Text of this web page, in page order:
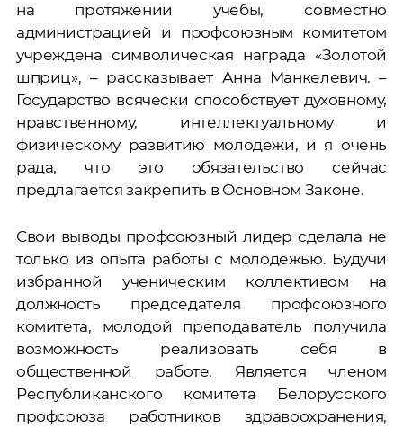
на протяжении учебы, совместно
администрацией и профсоюзным комитетом
учреждена символическая награда «Золотой
шприц», – рассказывает Анна Манкелевич. –
Государство всячески способствует духовному,
нравственному, интеллектуальному и
физическому развитию молодежи, и я очень
рада, что это обязательство сейчас
предлагается закрепить в Основном Законе.
Свои выводы профсоюзный лидер сделала не
только из опыта работы с молодежью. Будучи
избранной ученическим коллективом на
должность председателя профсоюзного
комитета, молодой преподаватель получила
возможность реализовать себя в
общественной работе. Является членом
Республиканского комитета Белорусского
профсоюза работников здравоохранения,